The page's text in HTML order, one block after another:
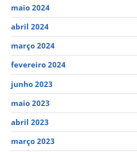
maio 2024
abril 2024
março 2024
fevereiro 2024
junho 2023
maio 2023
abril 2023
março 2023